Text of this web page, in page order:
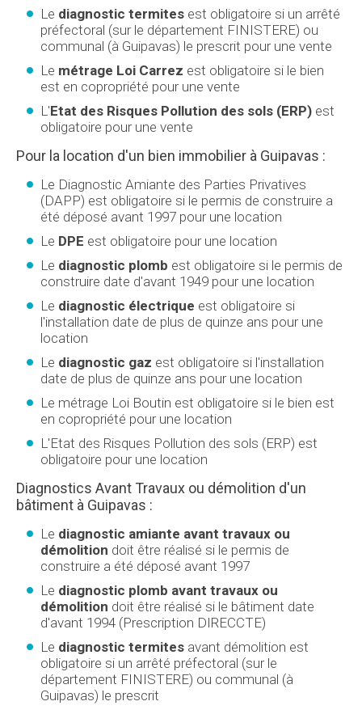
Le diagnostic termites est obligatoire si un arrêté
préfectoral (sur le département FINISTERE) ou
communal (à Guipavas) le prescrit pour une vente
Le métrage Loi Carrez est obligatoire si le bien
est en copropriété pour une vente
L'Etat des Risques Pollution des sols (ERP) est
obligatoire pour une vente
Pour la location d'un bien immobilier à Guipavas :
Le Diagnostic Amiante des Parties Privatives
(DAPP) est obligatoire si le permis de construire a
été déposé avant 1997 pour une location
Le DPE est obligatoire pour une location
Le diagnostic plomb est obligatoire si le permis de
construire date d'avant 1949 pour une location
Le diagnostic électrique est obligatoire si
l'installation date de plus de quinze ans pour une
location
Le diagnostic gaz est obligatoire si l'installation
date de plus de quinze ans pour une location
Le métrage Loi Boutin est obligatoire si le bien est
en copropriété pour une location
L'Etat des Risques Pollution des sols (ERP) est
obligatoire pour une location
Diagnostics Avant Travaux ou démolition d'un
bâtiment à Guipavas :
Le diagnostic amiante avant travaux ou
démolition doit être réalisé si le permis de
construire a été déposé avant 1997
Le diagnostic plomb avant travaux ou
démolition doit être réalisé si le bâtiment date
d'avant 1994 (Prescription DIRECCTE)
Le diagnostic termites avant démolition est
obligatoire si un arrêté préfectoral (sur le
département FINISTERE) ou communal (à
Guipavas) le prescrit